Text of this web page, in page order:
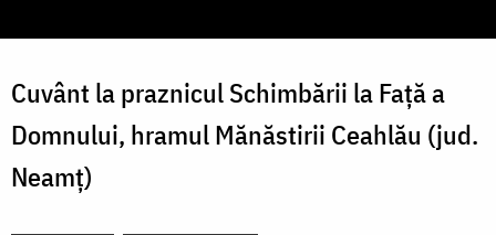
Cuvânt la praznicul Schimbării la Față a
Domnului, hramul Mănăstirii Ceahlău (jud.
Neamț)